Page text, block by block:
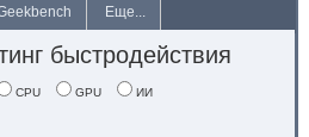
Еще...
быстродействия
CPU GPU ИИ